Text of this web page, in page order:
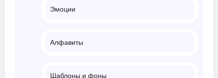
Эмоции
Алфавиты
Шаблоны и фоны